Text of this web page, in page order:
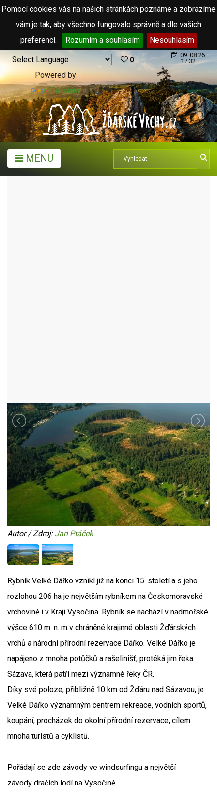
Pomocí cookies vás na našich stránkách poznáme a zobrazíme
vám je tak, aby všechno fungovalo správně a dle vašich
preferencí.
Rozumím a souhlasím Nesouhlasím
Powered by
Translate
0
09. 08.26
17:32
MENU
Autor / Zdroj: Jan Ptáček
Rybník Velké Dářko vznikl již na konci 15. století a s jeho
rozlohou 206 ha je největším rybníkem na Českomoravské
vrchovině i v Kraji Vysočina. Rybník se nachází v nadmořské
výšce 610 m. n. m v chráněné krajinné oblasti Žďárských
vrchů a národní přírodní rezervace Dářko. Velké Dářko je
napájeno z mnoha potůčků a rašelinišť, protéká jim řeka
Sázava, která patří mezi významné řeky ČR.
Díky své poloze, přibližně 10 km od Žďáru nad Sázavou, je
Velké Dářko významným centrem rekreace, vodních sportů,
koupání, procházek do okolní přírodní rezervace, cílem
mnoha turistů a cyklistů.
Pořádají se zde závody ve windsurfingu a největší
závody dračích lodí na Vysočině.